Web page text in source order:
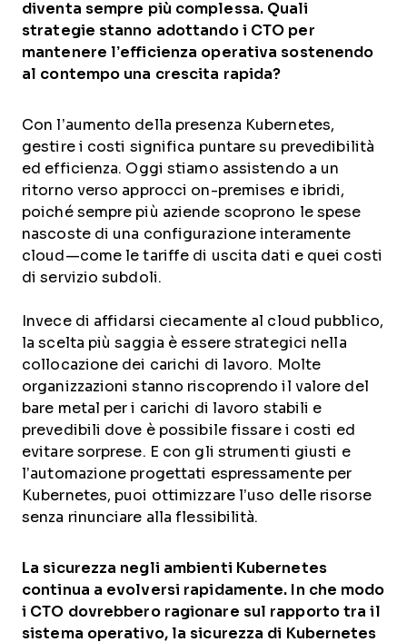
diventa sempre più complessa. Quali
strategie stanno adottando i CTO per
mantenere l’efficienza operativa sostenendo
al contempo una crescita rapida?
Con l’aumento della presenza Kubernetes,
gestire i costi significa puntare su prevedibilità
ed efficienza. Oggi stiamo assistendo a un
ritorno verso approcci on-premises e ibridi,
poiché sempre più aziende scoprono le spese
nascoste di una configurazione interamente
cloud—come le tariffe di uscita dati e quei costi
di servizio subdoli.
Invece di affidarsi ciecamente al cloud pubblico,
la scelta più saggia è essere strategici nella
collocazione dei carichi di lavoro. Molte
organizzazioni stanno riscoprendo il valore del
bare metal per i carichi di lavoro stabili e
prevedibili dove è possibile fissare i costi ed
evitare sorprese. E con gli strumenti giusti e
l’automazione progettati espressamente per
Kubernetes, puoi ottimizzare l’uso delle risorse
senza rinunciare alla flessibilità.
La sicurezza negli ambienti Kubernetes
continua a evolversi rapidamente. In che modo
i CTO dovrebbero ragionare sul rapporto tra il
sistema operativo, la sicurezza di Kubernetes